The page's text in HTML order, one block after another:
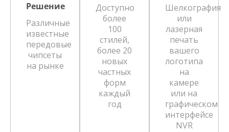
Решение
Различные
известные
передовые
чипсеты
на рынке
Доступно
более
100
стилей,
более 20
новых
частных
форм
каждый
год
Шелкография
или
лазерная
печать
вашего
логотипа
на
камере
или на
графическом
интерфейсе
NVR